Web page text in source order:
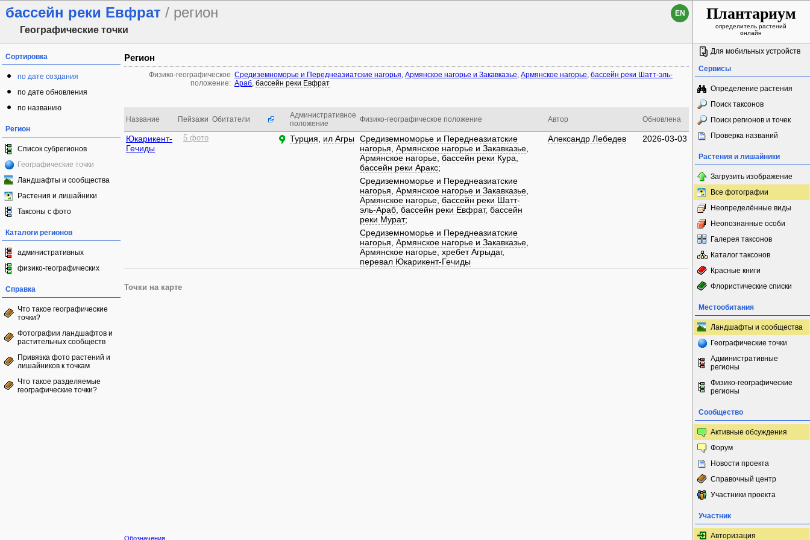
бассейн реки Евфрат / регион
Географические точки
EN Плантариум
определитель растений
онлайн
Сортировка
по дате создания
по дате обновления
по названию
Регион
Список субрегионов
Географические точки
Ландшафты и сообщества
Растения и лишайники
Таксоны с фото
Каталоги регионов
административных
физико-географических
Справка
Что такое географические
точки?
Фотографии ландшафтов и
растительных сообществ
Привязка фото растений и
лишайников к точкам
Что такое разделяемые
географические точки?
Регион
Физико-географическое
положение:
Средиземноморье и Переднеазиатские нагорья, Армянское нагорье и Закавказье, Армянское нагорье, бассейн реки Шатт-эль-
Араб, бассейн реки Евфрат
Название Пейзажи Обитатели
Административное
положение
Физико-географическое положение Автор Обновлена
Юкарикент-
Гечиды
5 фото Турция ил Агры Средиземноморье и Переднеазиатские
нагорья Армянское нагорье и Закавказье
Армянское нагорье бассейн реки Кура
бассейн реки Аракс;
Средиземноморье и Переднеазиатские
нагорья Армянское нагорье и Закавказье
Армянское нагорье бассейн реки Шатт-
эль-Араб бассейн реки Евфрат, бассейн
реки Мурат;
Средиземноморье и Переднеазиатские
нагорья Армянское нагорье и Закавказье
Армянское нагорье хребет Агрыдаг,
перевал Юкарикент-Гечиды
Александр Лебедев 2026-03-03
Точки на карте
Обозначения
Для мобильных устройств
Сервисы
Определение растения
Поиск таксонов
Поиск регионов и точек
Проверка названий
Растения и лишайники
Загрузить изображение
Все фотографии
Неопределённые виды
Неопознанные особи
Галерея таксонов
Каталог таксонов
Красные книги
Флористические списки
Местообитания
Ландшафты и сообщества
Географические точки
Административные
регионы
Физико-географические
регионы
Сообщество
Активные обсуждения
Форум
Новости проекта
Справочный центр
Участники проекта
Участник
Авторизация